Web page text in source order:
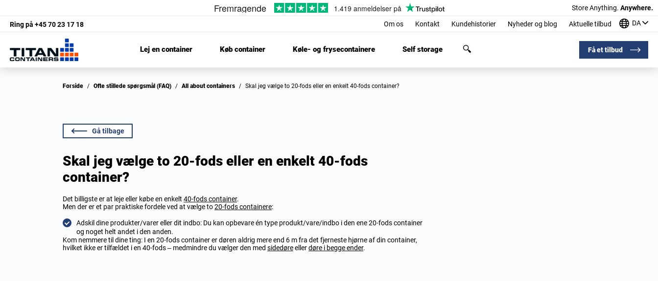
Store Anything. Anywhere.
Ring på +45 70 23 17 18 Om os Kontakt Kundehistorier Nyheder og blog Aktuelle tilbud DA
Lej en container Køb container Køle- og frysecontainere Self storage Få et tilbud
Forside / Ofte stillede spørgsmål (FAQ) / All about containers / Skal jeg vælge to 20-fods eller en enkelt 40-fods container?
Gå tilbage
Skal jeg vælge to 20-fods eller en enkelt 40-fods
container?
Det billigste er at leje eller købe en enkelt 40-fods container.
Men der er et par praktiske fordele ved at vælge to20-fods containere:
Adskil dine produkter/varer eller dit indbo: Du kan opbevare én type produkt/vare/indbo i den ene 20-fods container
og noget helt andet i den anden.
Kom nemmere til dine ting: I en 20-fods container er døren aldrig mere end 6 m fra det fjerneste hjørne af din container,
hvilket ikke er tilfældet i en 40-fods – medmindre du vælger den med sidedøreellerdøre i begge ender.